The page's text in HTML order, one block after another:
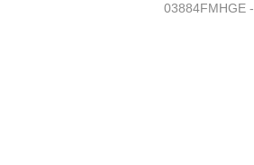
03884FMHGE -